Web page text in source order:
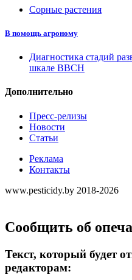
Сорные растения
В помощь агроному
Диагностика стадий
шкале ВВСН
Дополнительно
Пресс-релизы
Новости
Статьи
Реклама
Контакты
www.pesticidy.by 2018-2026
Сообщить об
Текст, который будет
редакторам: